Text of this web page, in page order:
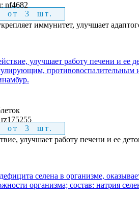
nf4682
от 3 шт.
иммунитет, улучшает
rz175255
от 3 шт.
улучшает работу печени и ее